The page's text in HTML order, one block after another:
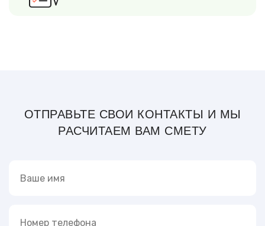
ОТПРАВЬТЕ СВОИ КОНТАКТЫ И МЫ
РАСЧИТАЕМ ВАМ СМЕТУ